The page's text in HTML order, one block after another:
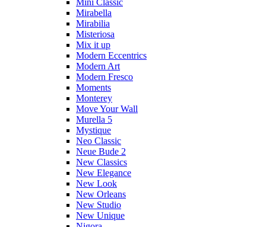
Mini Classic
Mirabella
Mirabilia
Misteriosa
Mix it up
Modern Eccentrics
Modern Art
Modern Fresco
Moments
Monterey
Move Your Wall
Murella 5
Mystique
Neo Classic
Neue Bude 2
New Classics
New Elegance
New Look
New Orleans
New Studio
New Unique